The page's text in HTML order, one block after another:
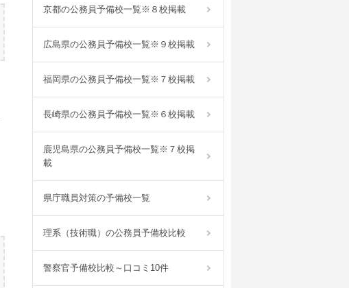
京都の公務員予備校一覧※８校掲載
広島県の公務員予備校一覧※９校掲載
福岡県の公務員予備校一覧※７校掲載
長崎県の公務員予備校一覧※６校掲載
鹿児島県の公務員予備校一覧※７校掲
載
県庁職員対策の予備校一覧
理系（技術職）の公務員予備校比較
警察官予備校比較～口コミ10件